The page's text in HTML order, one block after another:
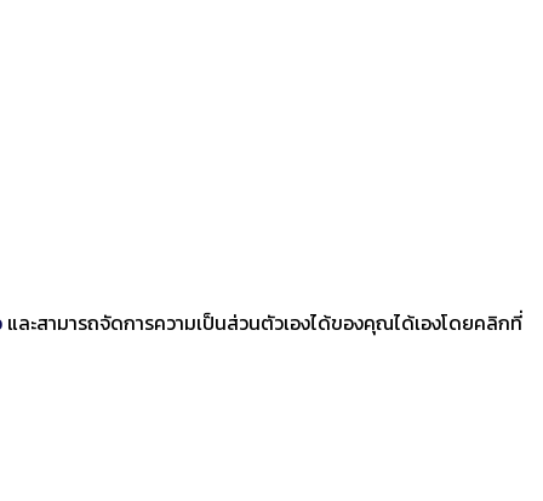
และสามารถจัดการความเป็นส่วนตัวเองได้ของคุณได้เองโดยคลิกที่